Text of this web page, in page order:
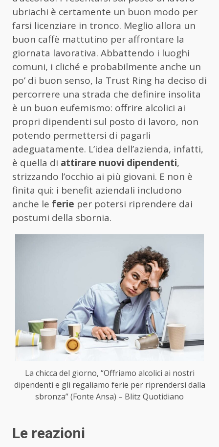
ubriachi è certamente un buon modo per
farsi licenziare in tronco. Meglio allora un
buon caffè mattutino per affrontare la
giornata lavorativa. Abbattendo i luoghi
comuni, i cliché e probabilmente anche un
po’ di buon senso, la Trust Ring ha deciso di
percorrere una strada che definire insolita
è un buon eufemismo: offrire alcolici ai
propri dipendenti sul posto di lavoro, non
potendo permettersi di pagarli
adeguatamente. L’idea dell’azienda, infatti,
è quella di attirare nuovi dipendenti,
strizzando l’occhio ai più giovani. E non è
finita qui: i benefit aziendali includono
anche le ferie per potersi riprendere dai
postumi della sbornia.
La chicca del giorno, “Offriamo alcolici ai nostri
dipendenti e gli regaliamo ferie per riprendersi dalla
sbronza” (Fonte Ansa) – Blitz Quotidiano
Le reazioni